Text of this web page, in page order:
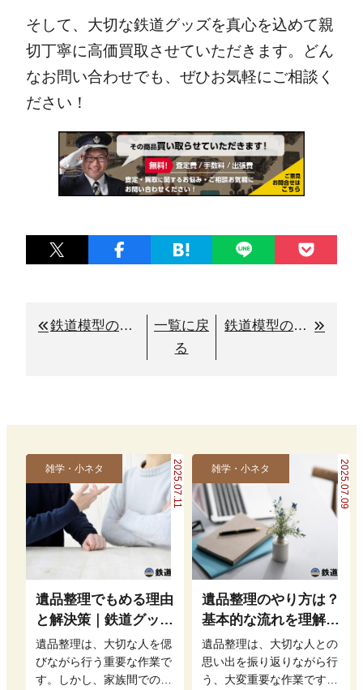
そして、大切な鉄道グッズを真心を込めて親
切丁寧に高価買取させていただきます。どん
なお問い合わせでも、ぜひお気軽にご相談く
ださい！
鉄道模型の買取価格を高くするためのコツと鉄道本舗の特長とは
一覧に戻
る
鉄道模型の始め方｜種類選びからレイアウト作りまで
2025.07.11
雑学・小ネタ
遺品整理でもめる理由
と解決策｜鉄道グッズ
の整理方法もアドバイ
ス
遺品整理は、大切な人を偲
びながら行う重要な作業で
す。しかし、家族間での意
2025.07.09
雑学・小ネタ
遺品整理のやり方は？
基本的な流れを理解し
て買取・処分をスムー
ズに進めよう
遺品整理は、大切な人との
思い出を振り返りながら行
う、大変重要な作業です。